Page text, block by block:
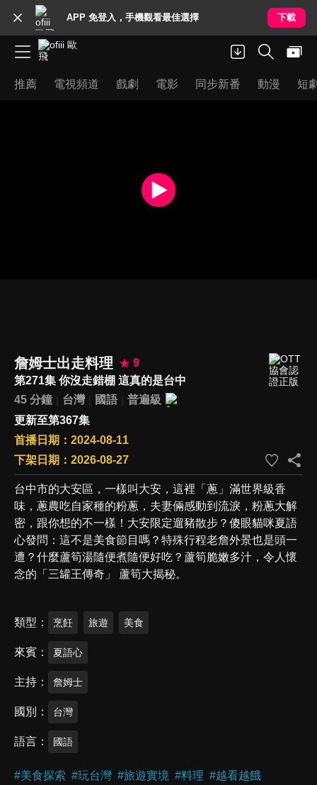
APP 免登入，手機觀看最佳選擇 下載
推薦 電視頻道 戲劇 電影 同步新番 動漫 短
詹姆士出走料理
9
第271集 你沒走錯棚 這真的是台中
45 分鐘
台灣 國語
普遍級
更新至第367集
首播日期：2024-08-11
下架日期：2026-08-27
台中市的大安區，一樣叫大安，這裡「蔥」滿世界級香
味，蔥農吃自家種的粉蔥，夫妻倆感動到流淚，粉蔥大解
密，跟你想的不一樣！大安限定遛豬散步？傻眼貓咪夏語
心發問：這不是美食節目嗎？特殊行程老詹外景也是頭一
遭？什麼蘆筍湯隨便煮隨便好吃？蘆筍脆嫩多汁，令人懷
念的「三罐王傳奇」 蘆筍大揭秘。
類型 烹飪 旅遊 美食
來賓 夏語心
主持 詹姆士
國別 台灣
語言 國語
#美食探索 #玩台灣 #旅遊實境 #料理 #越看越餓